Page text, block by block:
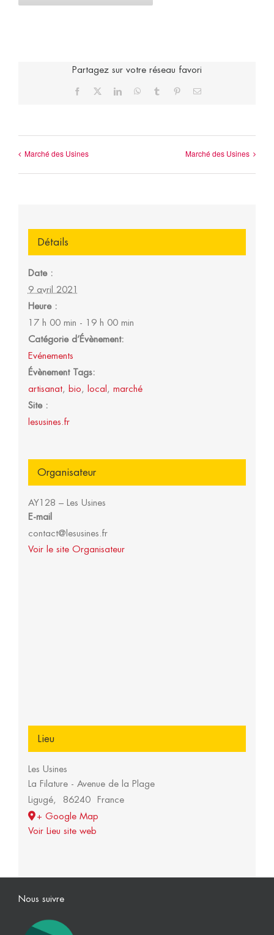
Partagez sur votre réseau favori
Facebook
X LinkedInWhatsApp
TumblrPinterestEmail
Marché des Usines Marché des Usines
Détails
Date :
9 avril 2021
Heure :
17 h 00 min - 19 h 00 min
Catégorie d’Évènement:
Evénements
Évènement Tags:
artisanat, bio , local , marché
Site :
lesusines.fr
Organisateur
AY128 – Les Usines
E-mail
contact@lesusines.fr
Voir le site Organisateur
Lieu
Les Usines
La Filature - Avenue de la Plage
Ligugé, 86240
France
+ Google Map
Voir Lieu site web
Nous suivre